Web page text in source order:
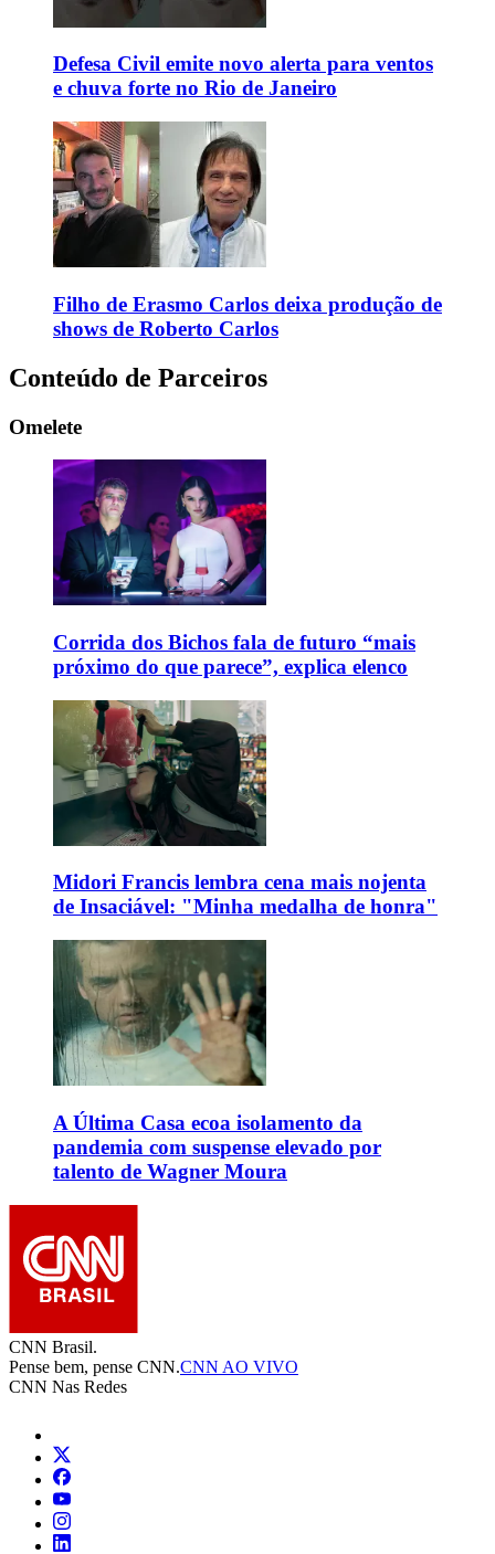
Defesa Civil emite novo alerta para ventos
e chuva forte no Rio de Janeiro
Filho de Erasmo Carlos deixa produção de
shows de Roberto Carlos
Conteúdo de Parceiros
Omelete
Corrida dos Bichos fala de futuro “mais
próximo do que parece”, explica elenco
Midori Francis lembra cena mais nojenta
de Insaciável: "Minha medalha de honra"
A Última Casa ecoa isolamento da
pandemia com suspense elevado por
talento de Wagner Moura
CNN Brasil.
Pense bem, pense CNN.CNN AO VIVO
CNN Nas Redes